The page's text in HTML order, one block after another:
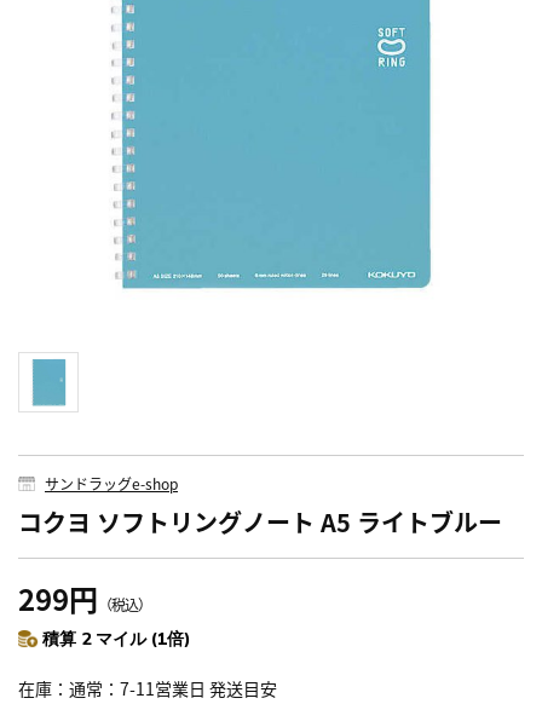
サンドラッグe-shop
コクヨ ソフトリングノート A5 ライトブルー
299円 （税込）
積算 2 マイル (1倍)
在庫 通常：7-11営業日 発送目安